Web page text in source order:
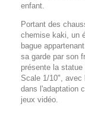
enfant.
Portant des
chemise kaki, un
bague
sa garde par son
présente la
Scale 1/10", avec
dans l'adaptation
jeux vidéo.